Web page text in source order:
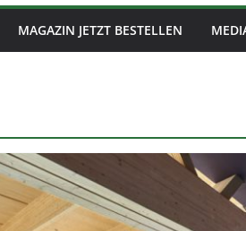
MAGAZIN JETZT BESTELLEN